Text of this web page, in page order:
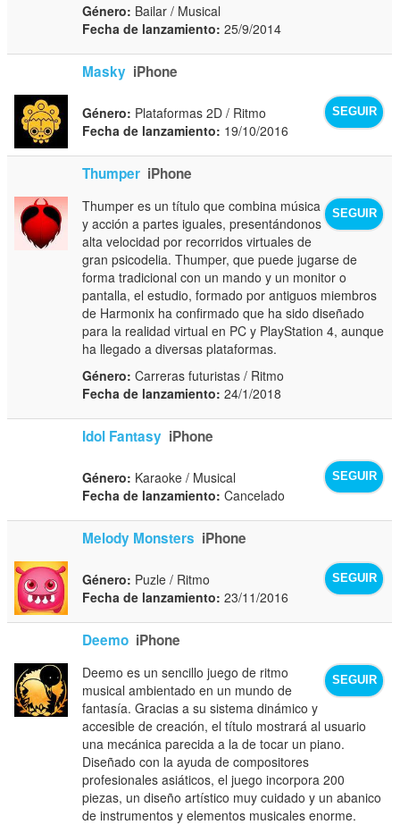
Género: Bailar / Musical
Fecha de lanzamiento: 25/9/2014
Masky iPhone
SEGUIR
Género: Plataformas 2D / Ritmo
Fecha de lanzamiento: 19/10/2016
Thumper iPhone
SEGUIR
Thumper es un título que combina música
y acción a partes iguales, presentándonos
alta velocidad por recorridos virtuales de
gran psicodelia. Thumper, que puede jugarse de
forma tradicional con un mando y un monitor o
pantalla, el estudio, formado por antiguos miembros
de Harmonix ha confirmado que ha sido diseñado
para la realidad virtual en PC y PlayStation 4, aunque
ha llegado a diversas plataformas.
Género: Carreras futuristas / Ritmo
Fecha de lanzamiento: 24/1/2018
Idol Fantasy iPhone
SEGUIR
Género: Karaoke / Musical
Fecha de lanzamiento: Cancelado
Melody Monsters iPhone
SEGUIR
Género: Puzle / Ritmo
Fecha de lanzamiento: 23/11/2016
Deemo iPhone
SEGUIR
Deemo es un sencillo juego de ritmo
musical ambientado en un mundo de
fantasía. Gracias a su sistema dinámico y
accesible de creación, el título mostrará al usuario
una mecánica parecida a la de tocar un piano.
Diseñado con la ayuda de compositores
profesionales asiáticos, el juego incorpora 200
piezas, un diseño artístico muy cuidado y un abanico
de instrumentos y elementos musicales enorme.